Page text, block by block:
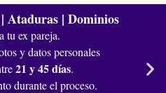
Ataduras | Dominios
tu ex pareja.
y datos personales
21 y 45 días.
durante el proceso.